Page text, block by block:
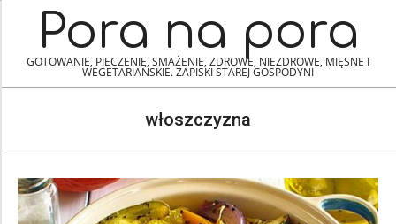
content
NavigationPora na pora
GOTOWANIE, PIECZENIE, SMAŻENIE, ZDROWE, NIEZDROWE, MIĘSNE I
WEGETARIAŃSKIE. ZAPISKI STAREJ GOSPODYNI
włoszczyzna